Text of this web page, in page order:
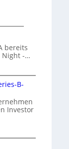
bereits
Night -…
B-
Investor